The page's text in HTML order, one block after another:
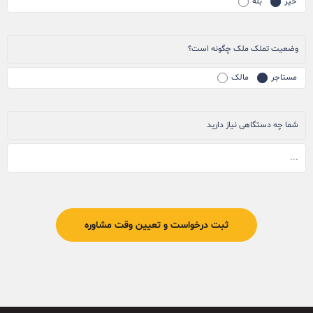
وضعیت تملک ملک چگونه است؟
مستاجر مالک
شما چه دستگاهی نیاز دارید